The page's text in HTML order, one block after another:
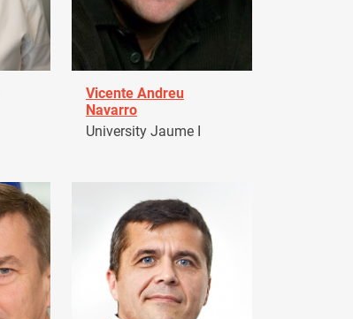
Vicente Andreu
Navarro
University Jaume I